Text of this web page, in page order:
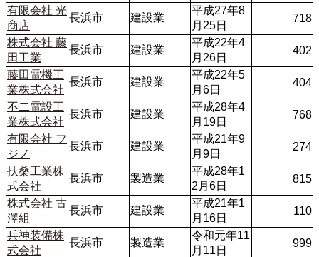
有限会社 光
商店
長浜市 建設業
平成27年8
月25日
718
株式会社 藤
田工業
長浜市 建設業
平成22年4
月26日
402
藤田電機工
業株式会社
長浜市 建設業
平成22年5
月6日
404
不二電設工
業株式会社
長浜市 建設業
平成28年4
月19日
768
有限会社 フ
ジノ
長浜市 建設業
平成21年9
月9日
274
扶桑工業株
式会社
長浜市 製造業
平成28年1
2月6日
815
株式会社 古
澤組
長浜市 建設業
平成21年1
月16日
110
兵神装備株
式会社
長浜市 製造業
令和元年11
月11日
999